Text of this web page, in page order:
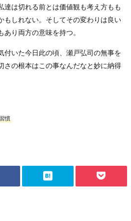
達は切れる前とは価値観も考え方もも
もしれない。そしてその変わりは良い
り両方の意味を持つ。
付いた今日此の頃、瀬戸弘司の無事を
さの根本はこの事なんだなと妙に納得
習慣